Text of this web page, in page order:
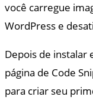
você carregue
WordPress e
Depois de instalar
página de Code
para criar seu